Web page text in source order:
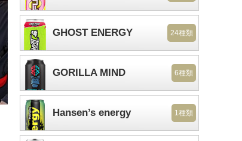
GHOST ENERGY 24種類
GORILLA MIND 6種類
Hansen’s energy 1種類